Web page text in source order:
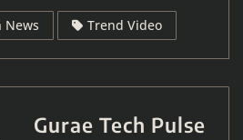
News Trend Video
Gurae Tech Pulse